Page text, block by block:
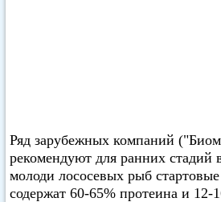
Ряд зарубежных компаний
рекомендуют для ранних стадий
молоди лососевых рыб
содержат 60-65% протеина и 12-